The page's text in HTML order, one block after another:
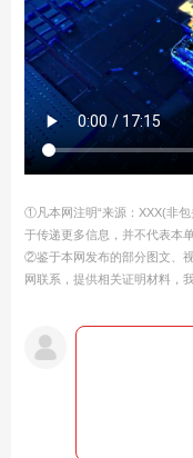
①凡本网注明“来源：XXX(非
于传递更多信息，并不代表本
②鉴于本网发布的部分图文、
网联系，提供相关证明材料，